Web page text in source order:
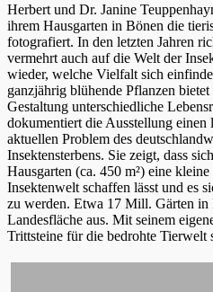
Herbert und Dr. Janine
ihrem Hausgarten in Bönen die
fotografiert. In den letzten Jahren
vermehrt auch auf die Welt der
wieder, welche Vielfalt sich
ganzjährig blühende Pflanzen
Gestaltung unterschiedliche
dokumentiert die Ausstellung einen
aktuellen Problem des
Insektensterbens. Sie zeigt, dass
Hausgarten (ca. 450 m²) eine
Insektenwelt schaffen lässt und es
zu werden. Etwa 17 Mill. Gärten in
Landesfläche aus. Mit seinem
Trittsteine für die bedrohte Tierwelt